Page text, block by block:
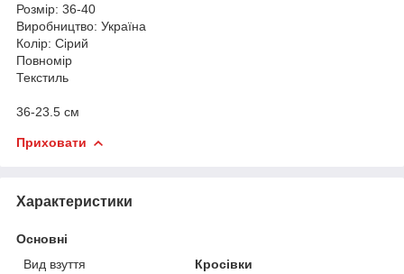
Розмір: 36-40
Виробництво: Україна
Колір: Сірий
Повномір
Текстиль
36-23.5 см
Приховати
Характеристики
Основні
Вид взуття
Кросівки